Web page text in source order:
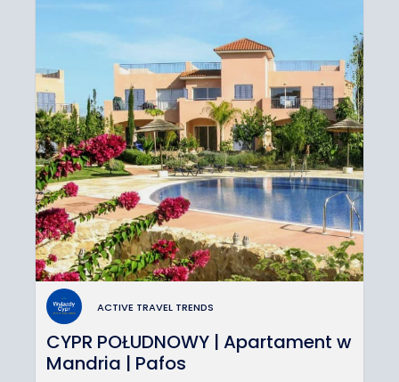
ACTIVE TRAVEL TRENDS
CYPR POŁUDNOWY | Apartament w
Mandria | Pafos